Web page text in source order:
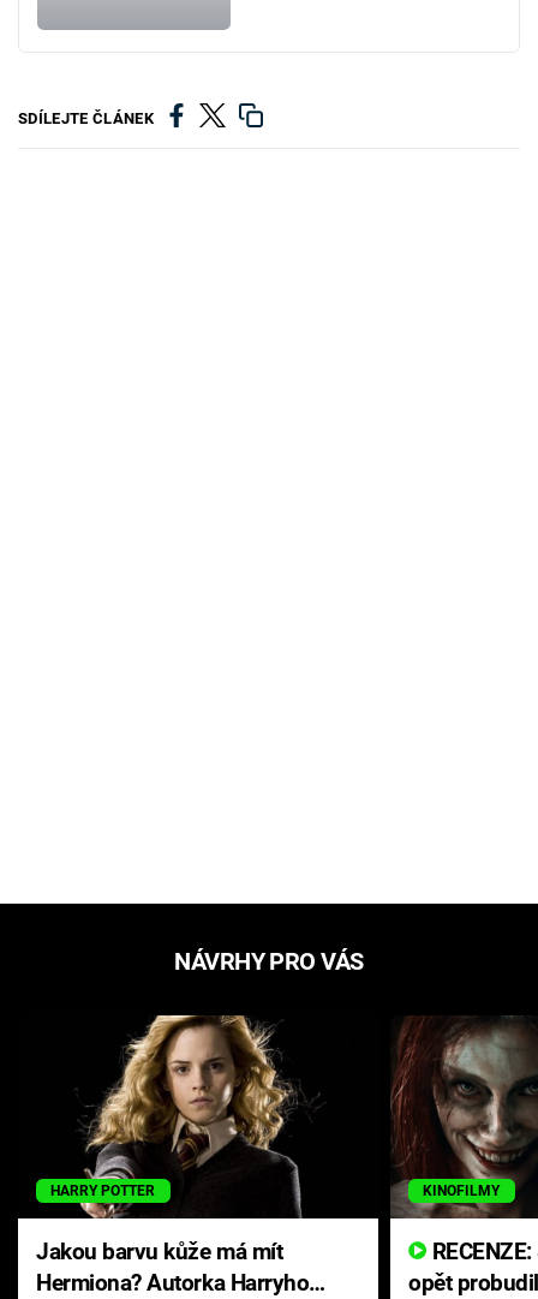
SDÍLEJTE ČLÁNEK
NÁVRHY PRO VÁS
HARRY POTTER
Jakou barvu kůže má mít
Hermiona? Autorka Harryho
KINOFILMY
opět